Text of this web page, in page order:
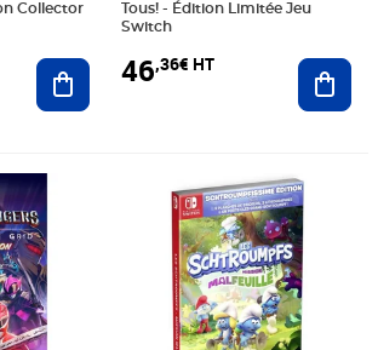
Collector
Ajouter au panier
Tous! - Édition Limitée Jeu
Switch
46,36€ HT
Prix 43,90€ HT